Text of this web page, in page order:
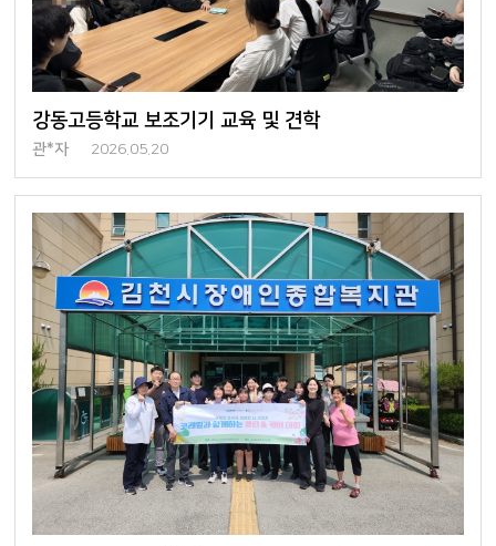
강동고등학교 보조기기 교육 및 견학
관*자 2026.05.20